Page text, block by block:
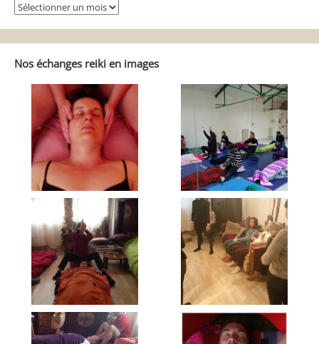
Se
balader
dans
Reiki
Autrement
Nos échanges reiki en images